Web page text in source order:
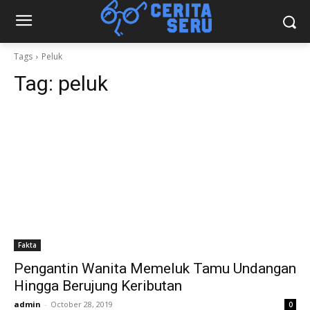
Tags Peluk
Tag: peluk
Fakta
Pengantin Wanita Memeluk Tamu Undangan
Hingga Berujung Keributan
admin - October 28, 2019 0